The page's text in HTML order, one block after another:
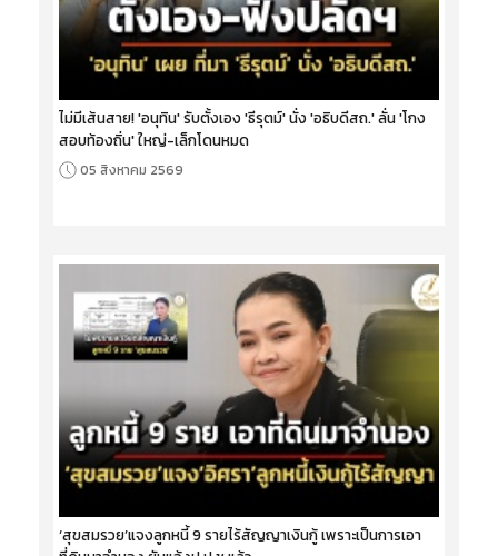
ไม่มีเส้นสาย! 'อนุทิน' รับตั้งเอง 'ธีรุตม์' นั่ง 'อธิบดีสถ.' ลั่น 'โกง
สอบท้องถิ่น' ใหญ่-เล็กโดนหมด
05 สิงหาคม 2569
‘สุขสมรวย’แจงลูกหนี้ 9 รายไร้สัญญาเงินกู้ เพราะเป็นการเอา